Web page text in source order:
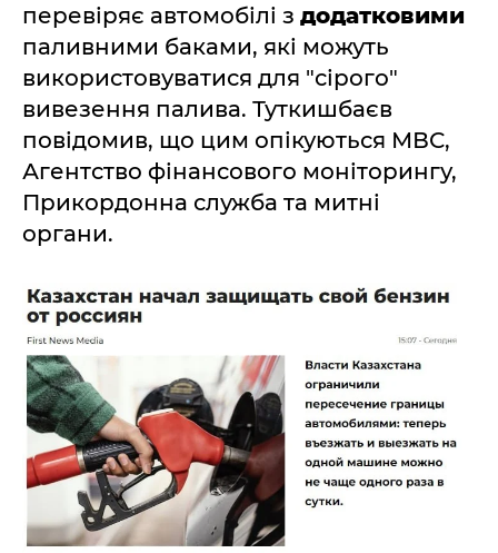
перевіряє автомобілі з додатковими
паливними баками, які можуть
використовуватися для "сірого"
вивезення палива. Туткишбаєв
повідомив, що цим опікуються МВС,
Агентство фінансового моніторингу,
Прикордонна служба та митні
органи.